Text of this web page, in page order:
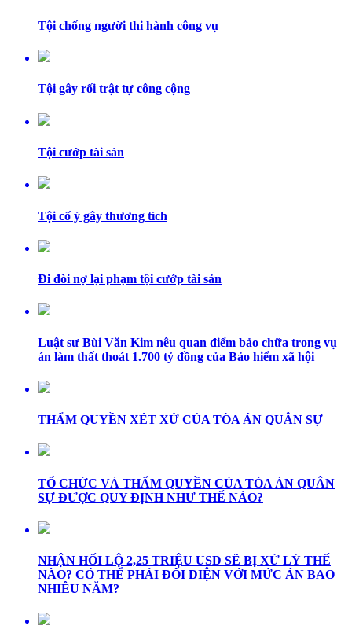
Tội chống người thi hành công vụ
Tội gây rối trật tự công cộng
Tội cướp tài sản
Tội cố ý gây thương tích
Đi đòi nợ lại phạm tội cướp tài sản
Luật sư Bùi Văn Kim nêu quan điểm bảo chữa trong vụ
án làm thất thoát 1.700 tỷ đồng của Bảo hiểm xã hội
THẨM QUYỀN XÉT XỬ CỦA TÒA ÁN QUÂN SỰ
TỔ CHỨC VÀ THẨM QUYỀN CỦA TÒA ÁN QUÂN
SỰ ĐƯỢC QUY ĐỊNH NHƯ THẾ NÀO?
NHẬN HỐI LỘ 2,25 TRIỆU USD SẼ BỊ XỬ LÝ THẾ
NÀO? CÓ THỂ PHẢI ĐỐI DIỆN VỚI MỨC ÁN BAO
NHIÊU NĂM?